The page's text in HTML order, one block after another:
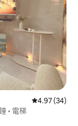
從 34 則評價
4.97 (34)
• 電梯